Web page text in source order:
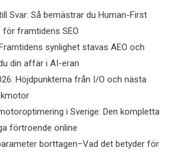
Svar: Så bemästrar du Human-First
för framtidens SEO
synlighet stavas AEO och
din affär i AI-eran
Höjdpunkterna från I/O och nästa
i Sverige: Den kompletta
förtroende online
borttagen–Vad det betyder för